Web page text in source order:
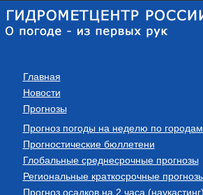
Главная
Новости
Прогнозы
Прогноз погоды на неделю по
Прогностические бюллетени
Глобальные среднесрочные прогнозы
Региональные краткосрочные
Прогноз осадков на 2 часа (наукастинг)